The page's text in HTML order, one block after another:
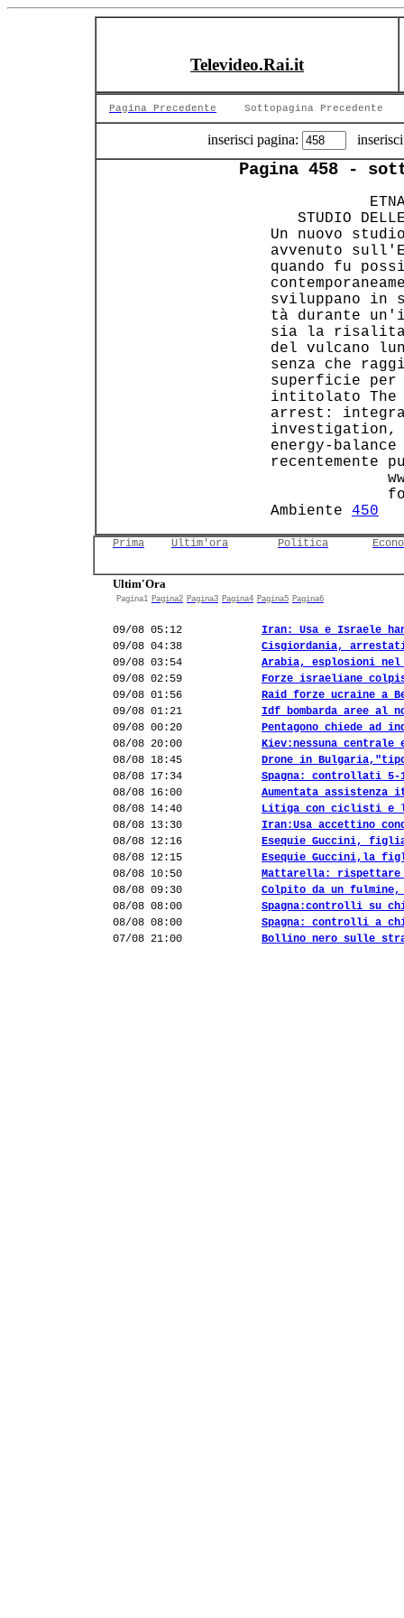
Televideo.Rai.it
Pagina Precedente Sottopagina Precedente
inserisci pagina:
Pagina 458 -
STUDIO
Un nuovo
avvenuto
quando fu
sviluppano in
tà durante
sia la risalita
del vulcano
senza che
superficie
intitolato
arrest:
energy-
Ambiente 450
Prima Ultim'ora Politica
Ultim'Ora
Pagina1 Pagina2 Pagina3 Pagina4 Pagina5 Pagina6
09/08 05:12
Iran: Usa e Israele
09/08 04:38
Cisgiordania,
09/08 03:54
Arabia, esplosioni nel
09/08 02:59
Forze israeliane
09/08 01:56
Raid forze ucraine a
09/08 01:21
Idf bombarda aree al
09/08 00:20
Pentagono chiede ad
08/08 20:00
Kiev:nessuna
08/08 18:45
Drone in
08/08 17:34
Spagna: controllati 5-
08/08 16:00
Aumentata assistenza
08/08 14:40
Litiga con ciclisti
08/08 13:30
Iran:Usa accettino
08/08 12:16
Esequie Guccini,
08/08 12:15
Esequie Guccini,la
08/08 10:50
Mattarella:
08/08 09:30
Colpito da un fulmine,
08/08 08:00
Spagna:controlli su
08/08 08:00
Spagna: controlli a
07/08 21:00
Bollino nero sulle